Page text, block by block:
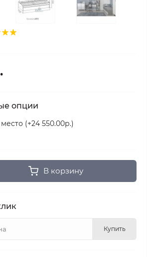
опции
(+24 550.00р.)
В корзину
Купить